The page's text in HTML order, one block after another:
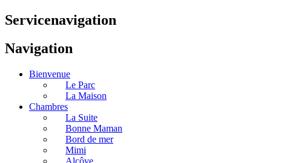
Servicenavigation
Navigation
Bienvenue
Le Parc
La Maison
Chambres
La Suite
Bonne Maman
Bord de mer
Mimi
Alcôve